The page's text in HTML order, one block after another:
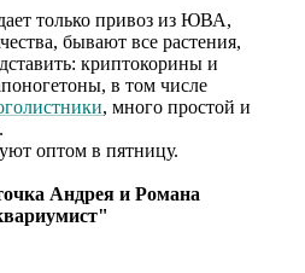
только привоз из ЮВА,
бывают все растения,
криптокорины и
в том числе
, много простой и
оптом в пятницу.
Андрея и Романа